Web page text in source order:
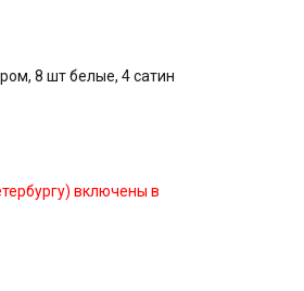
8 шт белые, 4 сатин
включены в